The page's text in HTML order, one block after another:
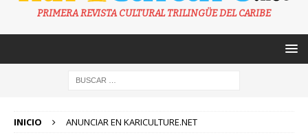
PRIMERA REVISTA CULTURAL TRILINGÜE DEL CARIBE
INICIO ANUNCIAR EN KARICULTURE.NET